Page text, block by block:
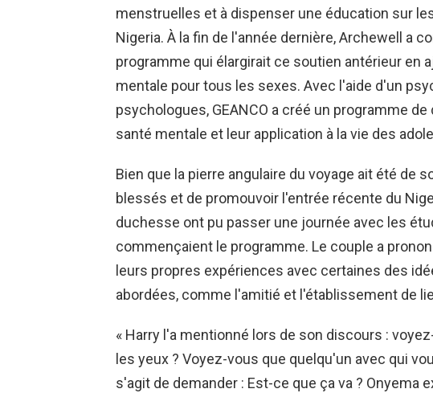
menstruelles et à dispenser une éducation sur
Nigeria. À la fin de l'année dernière, Archewell a
programme qui élargirait ce soutien antérieur en
mentale pour tous les sexes. Avec l'aide d'un
psychologues, GEANCO a créé un programme
santé mentale et leur application à la vie des
Bien que la pierre angulaire du voyage ait été de
blessés et de promouvoir l'entrée récente du
duchesse ont pu passer une journée avec les
commençaient le programme. Le couple a
leurs propres expériences avec certaines des
abordées, comme l'amitié et l'établissement de
« Harry l'a mentionné lors de son discours :
les yeux ? Voyez-vous que quelqu'un avec qui
s'agit de demander : Est-ce que ça va ? Onyema